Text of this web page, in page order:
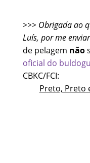
>>> Obrigada ao
Luís, por me
de pelagem não
oficial do
CBKC/FCI:
Preto, Preto